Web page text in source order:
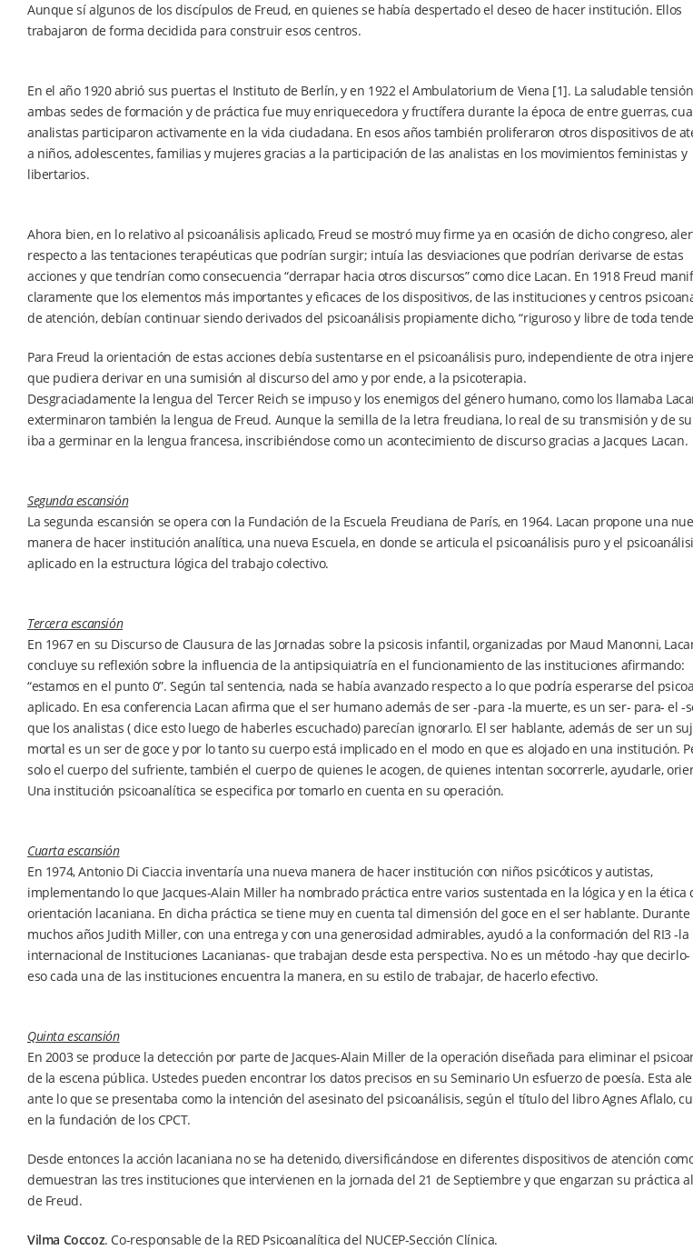
Aunque sí algunos de los discípulos de Freud, en quienes se había despertado el deseo de hacer institución. Ellos
trabajaron de forma decidida para construir esos centros.
En el año 1920 abrió sus puertas el Instituto de Berlín, y en 1922 el Ambulatorium de Viena [1]. La saludable
ambas sedes de formación y de práctica fue muy enriquecedora y fructífera durante la época de entre guerras,
analistas participaron activamente en la vida ciudadana. En esos años también proliferaron otros dispositivos de
a niños, adolescentes, familias y mujeres gracias a la participación de las analistas en los movimientos feministas y
libertarios.
Ahora bien, en lo relativo al psicoanálisis aplicado, Freud se mostró muy firme ya en ocasión de dicho congreso,
respecto a las tentaciones terapéuticas que podrían surgir; intuía las desviaciones que podrían derivarse de estas
acciones y que tendrían como consecuencia “derrapar hacia otros discursos” como dice Lacan. En 1918 Freud
claramente que los elementos más importantes y eficaces de los dispositivos, de las instituciones y centros
de atención, debían continuar siendo derivados del psicoanálisis propiamente dicho, “riguroso y libre de toda
Para Freud la orientación de estas acciones debía sustentarse en el psicoanálisis puro, independiente de otra
que pudiera derivar en una sumisión al discurso del amo y por ende, a la psicoterapia.
Desgraciadamente la lengua del Tercer Reich se impuso y los enemigos del género humano, como los llamaba
exterminaron también la lengua de Freud. Aunque la semilla de la letra freudiana, lo real de su transmisión y de
iba a germinar en la lengua francesa, inscribiéndose como un acontecimiento de discurso gracias a Jacques Lacan.
Segunda escansión
La segunda escansión se opera con la Fundación de la Escuela Freudiana de París, en 1964. Lacan propone una
manera de hacer institución analítica, una nueva Escuela, en donde se articula el psicoanálisis puro y el
aplicado en la estructura lógica del trabajo colectivo.
Tercera escansión
En 1967 en su Discurso de Clausura de las Jornadas sobre la psicosis infantil, organizadas por Maud Manonni,
concluye su reflexión sobre la influencia de la antipsiquiatría en el funcionamiento de las instituciones afirmando:
“estamos en el punto 0”. Según tal sentencia, nada se había avanzado respecto a lo que podría esperarse del
aplicado. En esa conferencia Lacan afirma que el ser humano además de ser -para -la muerte, es un ser- para- el -
que los analistas ( dice esto luego de haberles escuchado) parecían ignorarlo. El ser hablante, además de ser un
mortal es un ser de goce y por lo tanto su cuerpo está implicado en el modo en que es alojado en una institución.
solo el cuerpo del sufriente, también el cuerpo de quienes le acogen, de quienes intentan socorrerle, ayudarle,
Una institución psicoanalítica se especifica por tomarlo en cuenta en su operación.
Cuarta escansión
En 1974, Antonio Di Ciaccia inventaría una nueva manera de hacer institución con niños psicóticos y autistas,
implementando lo que Jacques-Alain Miller ha nombrado práctica entre varios sustentada en la lógica y en la ética
orientación lacaniana. En dicha práctica se tiene muy en cuenta tal dimensión del goce en el ser hablante. Durante
muchos años Judith Miller, con una entrega y con una generosidad admirables, ayudó a la conformación del RI3 -la
internacional de Instituciones Lacanianas- que trabajan desde esta perspectiva. No es un método -hay que
eso cada una de las instituciones encuentra la manera, en su estilo de trabajar, de hacerlo efectivo.
Quinta escansión
En 2003 se produce la detección por parte de Jacques-Alain Miller de la operación diseñada para eliminar el
de la escena pública. Ustedes pueden encontrar los datos precisos en su Seminario Un esfuerzo de poesía. Esta
ante lo que se presentaba como la intención del asesinato del psicoanálisis, según el título del libro Agnes Aflalo,
en la fundación de los CPCT.
Desde entonces la acción lacaniana no se ha detenido, diversificándose en diferentes dispositivos de atención
demuestran las tres instituciones que intervienen en la jornada del 21 de Septiembre y que engarzan su práctica
de Freud.
Vilma Coccoz. Co-responsable de la RED Psicoanalítica del NUCEP-Sección Clínica.